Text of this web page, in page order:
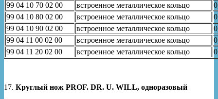
99 04 10 70 02 00
встроенное металлическое кольцо
99 04 10 80 02 00
встроенное металлическое кольцо
99 04 10 90 02 00
встроенное металлическое кольцо
99 04 11 00 02 00
встроенное металлическое кольцо
99 04 11 20 02 00
встроенное металлическое кольцо
17. Круглый нож PROF. DR. U. WILL, одноразовый